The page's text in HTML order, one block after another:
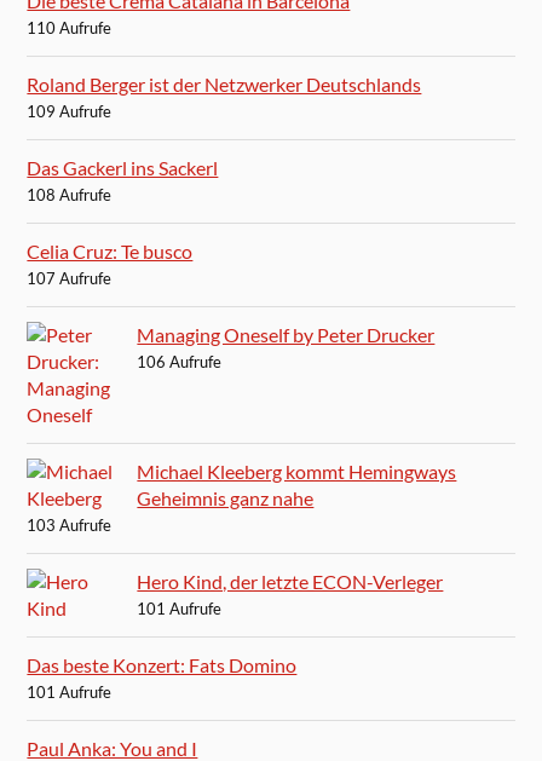
110 Aufrufe
Roland Berger ist der Netzwerker Deutschlands
109 Aufrufe
Das Gackerl ins Sackerl
108 Aufrufe
Celia Cruz: Te busco
107 Aufrufe
Managing Oneself by Peter Drucker
106 Aufrufe
Michael Kleeberg kommt Hemingways
Geheimnis ganz nahe
103 Aufrufe
Hero Kind, der letzte ECON-Verleger
101 Aufrufe
Das beste Konzert: Fats Domino
101 Aufrufe
Paul Anka: You and I